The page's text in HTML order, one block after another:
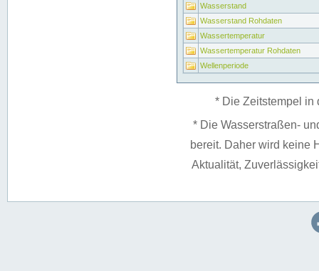
Wasserstand
Wasserstand Rohdaten
Wassertemperatur
Wassertemperatur Rohdaten
Wellenperiode
* Die Zeitstempel in
* Die Wasserstraßen-
bereit. Daher wird keine
Aktualität,